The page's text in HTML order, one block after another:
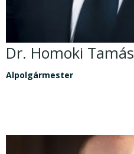
Dr. Homoki Tamás
Alpolgármester